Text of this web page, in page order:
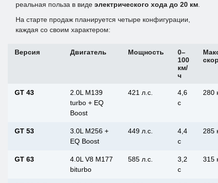
реальная польза в виде электрического хода до 20 км.
На старте продаж планируется четыре конфигурации,
каждая со своим характером:
Версия Двигатель Мощность
0–
100
км/
ч
GT 43
2.0L M139
turbo + EQ
Boost
421 л.с.
4,6
с
280
GT 53
3.0L M256 +
EQ Boost
449 л.с.
4,4
с
285
GT 63
4.0L V8 M177
biturbo
585 л.с.
3,2
с
315